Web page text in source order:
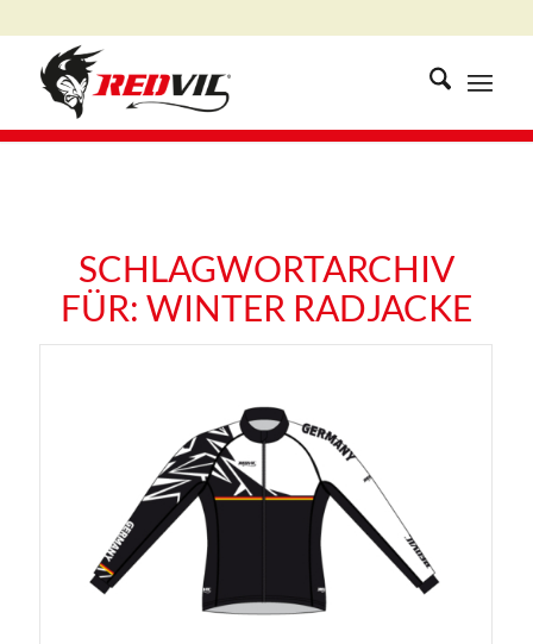
SCHLAGWORTARCHIV
FÜR: WINTER RADJACKE